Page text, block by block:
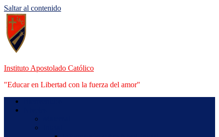
Saltar al contenido
Instituto Apostolado Católico
"Educar en Libertad con la fuerza del amor"